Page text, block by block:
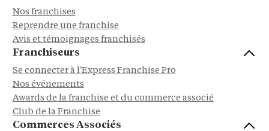
Nos franchises
Reprendre une franchise
Avis et témoignages franchisés
Franchiseurs
Se connecter à l'Express Franchise Pro
Nos événements
Awards de la franchise et du commerce associé
Club de la Franchise
Commerces Associés